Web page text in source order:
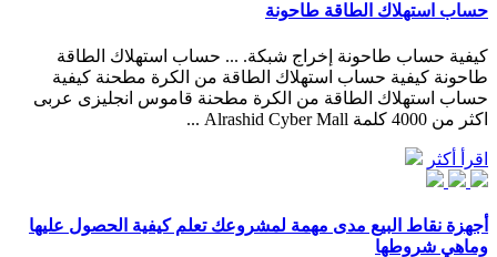
حساب استهلاك الطاقة طاحونة
كيفية حساب طاحونة إخراج شبكة. ... حساب استهلاك الطاقة
طاحونة كيفية حساب استهلاك الطاقة من الكرة مطحنة كيفية
حساب استهلاك الطاقة من الكرة مطحنة قاموس انجليزى عربى
اكثر من 4000 كلمة Alrashid Cyber Mall ...
اقرأ أكثر
أجهزة نقاط البيع مدى مهمة لمشروعك تعلم كيفية الحصول عليها
وماهي شروطها